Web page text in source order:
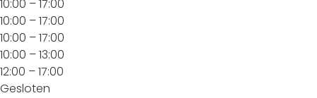
10:00 – 17:00
10:00 – 17:00
10:00 – 17:00
10:00 – 13:00
12:00 – 17:00
Gesloten